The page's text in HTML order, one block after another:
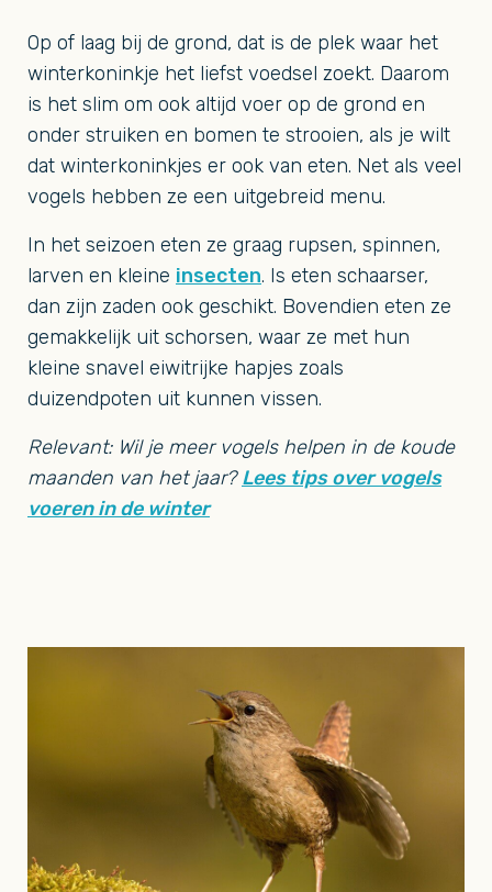
Op of laag bij de grond, dat is de plek waar het
winterkoninkje het liefst voedsel zoekt. Daarom
is het slim om ook altijd voer op de grond en
onder struiken en bomen te strooien, als je wilt
dat winterkoninkjes er ook van eten. Net als veel
vogels hebben ze een uitgebreid menu.
In het seizoen eten ze graag rupsen, spinnen,
larven en kleine insecten. Is eten schaarser,
dan zijn zaden ook geschikt. Bovendien eten ze
gemakkelijk uit schorsen, waar ze met hun
kleine snavel eiwitrijke hapjes zoals
duizendpoten uit kunnen vissen.
Relevant: Wil je meer vogels helpen in de koude
maanden van het jaar?Lees tips over vogels
voeren in de winter